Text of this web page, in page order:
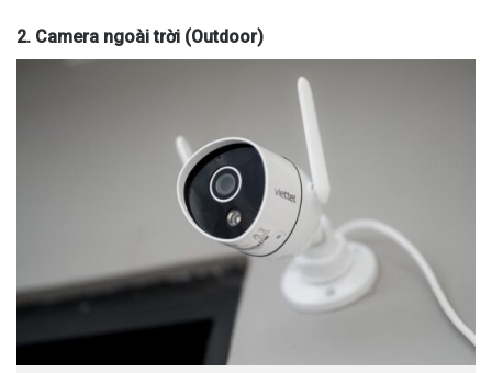
2. Camera ngoài trời (Outdoor)